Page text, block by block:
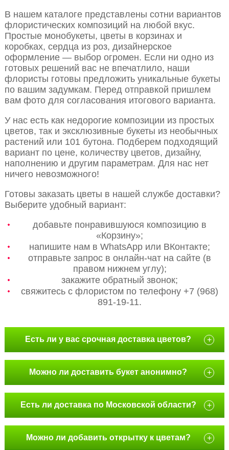
В нашем каталоге представлены сотни вариантов
флористических композиций на любой вкус.
Простые монобукеты, цветы в корзинах и
коробках, сердца из роз, дизайнерское
оформление — выбор огромен. Если ни одно из
готовых решений вас не впечатлило, наши
флористы готовы предложить уникальные букеты
по вашим задумкам. Перед отправкой пришлем
вам фото для согласования итогового варианта.
У нас есть как недорогие композиции из простых
цветов, так и эксклюзивные букеты из необычных
растений или 101 бутона. Подберем подходящий
вариант по цене, количеству цветов, дизайну,
наполнению и другим параметрам. Для нас нет
ничего невозможного!
Готовы заказать цветы в нашей службе доставки?
Выберите удобный вариант:
добавьте понравившуюся композицию в
«Корзину»;
напишите нам в WhatsApp или ВКонтакте;
отправьте запрос в онлайн-чат на сайте (в
правом нижнем углу);
закажите обратный звонок;
свяжитесь с флористом по телефону +7 (968)
891-19-11.
Есть ли у вас срочная доставка цветов? +
Можно ли доставить букет анонимно? +
Есть ли доставка по Московской области? +
Можно ли добавить открытку к цветам? +